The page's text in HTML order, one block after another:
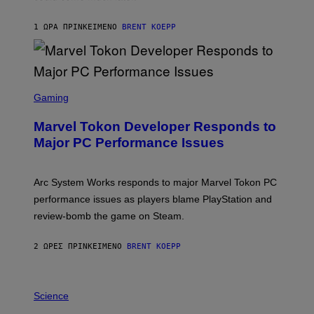
C
S
A
G
A
E
1 ΏΡΑ ΠΡΙΝΚΕΊΜΕΝΟ BRENT KOEPP
C
E
N
S
T
P
A
S
O
Gaming
Marvel Tokon Developer Responds to
Major PC Performance Issues
Arc System Works responds to major Marvel Tokon PC
performance issues as players blame PlayStation and
review-bomb the game on Steam.
2 ΏΡΕΣ ΠΡΙΝΚΕΊΜΕΝΟ BRENT KOEPP
H
Science